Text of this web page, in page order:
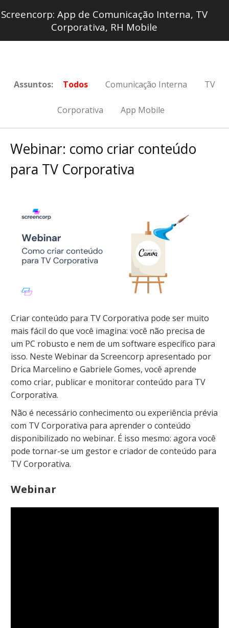
Screencorp: App de Comunicação Interna, TV
Corporativa, RH Mobile
Assuntos: Todos Comunicação Interna TV
Corporativa App Mobile
Webinar: como criar conteúdo
para TV Corporativa
Criar conteúdo para TV Corporativa pode ser muito
mais fácil do que você imagina: você não precisa de
um PC robusto e nem de um software específico para
isso. Neste Webinar da Screencorp apresentado por
Drica Marcelino e Gabriele Gomes, você aprende
como criar, publicar e monitorar conteúdo para TV
Corporativa.
Não é necessário conhecimento ou experiência prévia
com TV Corporativa para aprender o conteúdo
disponibilizado no webinar. É isso mesmo: agora você
pode tornar-se um gestor e criador de conteúdo para
TV Corporativa.
Webinar